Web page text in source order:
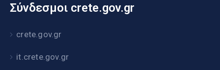
Σύνδεσμοι crete.gov.gr
crete.gov.gr
it.crete.gov.gr